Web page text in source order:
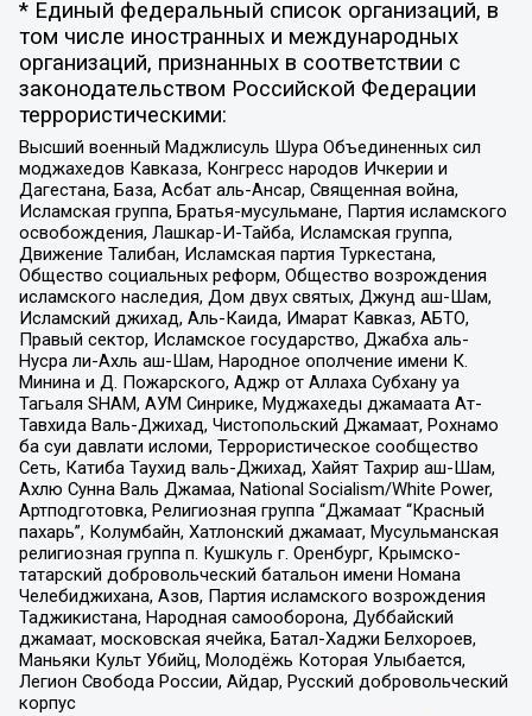
* Единый федеральный список организаций, в
том числе иностранных и международных
организаций, признанных в соответствии с
законодательством Российской Федерации
террористическими:
Высший военный Маджлисуль Шура Объединенных сил
моджахедов Кавказа, Конгресс народов Ичкерии и
Дагестана, База, Асбат аль-Ансар, Священная война,
Исламская группа, Братья-мусульмане, Партия исламского
освобождения, Лашкар-И-Тайба, Исламская группа,
Движение Талибан, Исламская партия Туркестана,
Общество социальных реформ, Общество возрождения
исламского наследия, Дом двух святых, Джунд аш-Шам,
Исламский джихад, Аль-Каида, Имарат Кавказ, АБТО,
Правый сектор, Исламское государство, Джабха аль-
Нусра ли-Ахль аш-Шам, Народное ополчение имени К.
Минина и Д. Пожарского, Аджр от Аллаха Субхану уа
Тагьаля SHAM, АУМ Синрике, Муджахеды джамаата Ат-
Тавхида Валь-Джихад, Чистопольский Джамаат, Рохнамо
ба суи давлати исломи, Террористическое сообщество
Сеть, Катиба Таухид валь-Джихад, Хайят Тахрир аш-Шам,
Ахлю Сунна Валь Джамаа, National Socialism/White Power,
Артподготовка, Религиозная группа “Джамаат “Красный
пахарь”, Колумбайн, Хатлонский джамаат, Мусульманская
религиозная группа п. Кушкуль г. Оренбург, Крымско-
татарский добровольческий батальон имени Номана
Челебиджихана, Азов, Партия исламского возрождения
Таджикистана, Народная самооборона, Дуббайский
джамаат, московская ячейка, Батал-Хаджи Белхороев,
Маньяки Культ Убийц, Молодёжь Которая Улыбается,
Легион Свобода России, Айдар, Русский добровольческий
корпус